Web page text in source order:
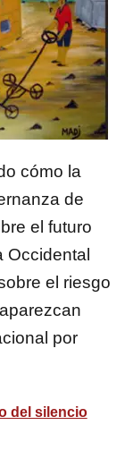
cómo la
de
el futuro
Occidental
el riesgo
por
del silencio